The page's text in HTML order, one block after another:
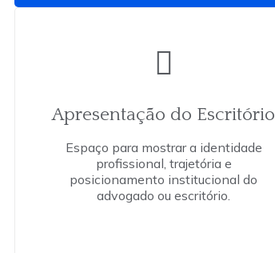
Apresentação do Escritório
Espaço para mostrar a identidade
profissional, trajetória e
posicionamento institucional do
advogado ou escritório.